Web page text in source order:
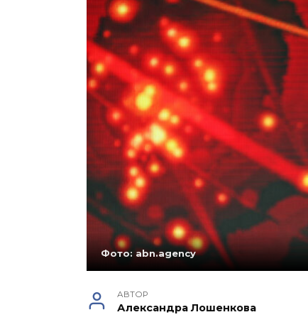
Фото: abn.agency
АВТОР
Александра Лошенкова